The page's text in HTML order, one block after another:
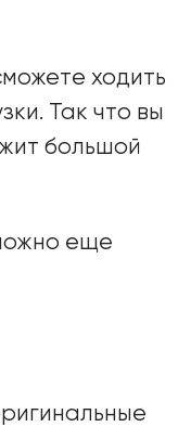
ходить
Так что вы
большой
еще